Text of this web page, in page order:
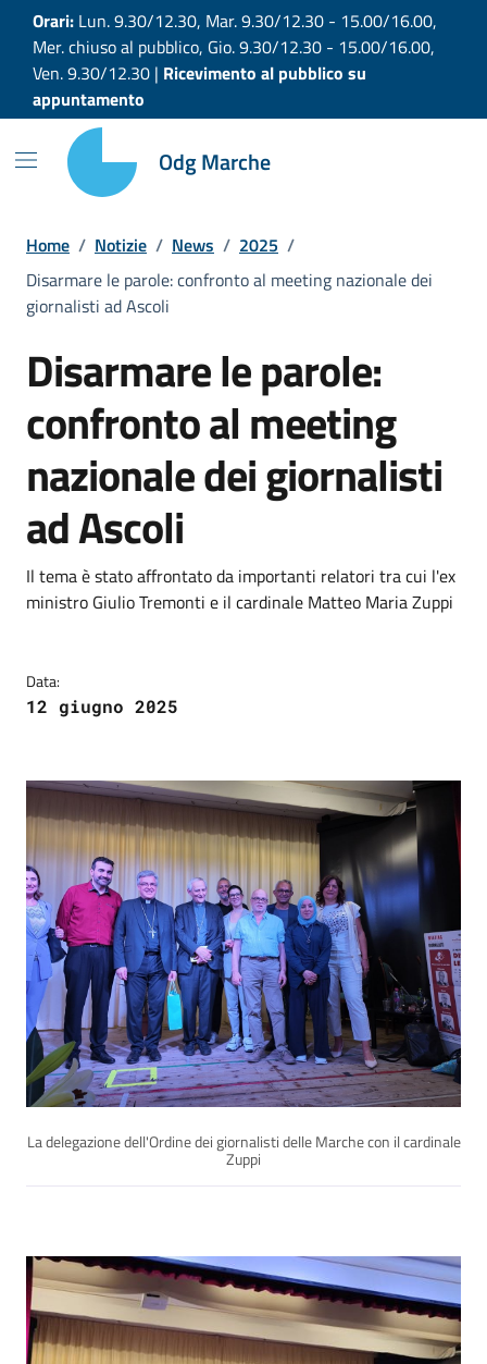
Vai ai contenuti
Vai al footer
Orari: Lun. 9.30/12.30, Mar. 9.30/12.30 - 15.00/16.00,
Mer. chiuso al pubblico, Gio. 9.30/12.30 - 15.00/16.00,
Ven. 9.30/12.30 | Ricevimento al pubblico su
appuntamento
Odg Marche
Home / Notizie / News / 2025 /
Disarmare le parole: confronto al meeting nazionale dei
giornalisti ad Ascoli
Disarmare le parole:
confronto al meeting
nazionale dei giornalisti
ad Ascoli
Il tema è stato affrontato da importanti relatori tra cui l'ex
ministro Giulio Tremonti e il cardinale Matteo Maria Zuppi
Data:
12 giugno 2025
La delegazione dell'Ordine dei giornalisti delle Marche con il cardinale
Zuppi